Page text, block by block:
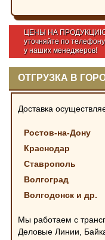
ЦЕНЫ НА
уточняйте по телефону
у наших менеджеров!
ОТГРУЗКА В
Доставка
Ростов-на-Дону
Краснодар
Ставрополь
Волгоград
Волгодонск и др.
Мы работаем с
Деловые Линии,